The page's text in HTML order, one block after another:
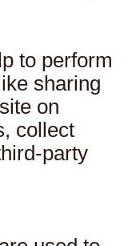
to perform
sharing
on
collect
party